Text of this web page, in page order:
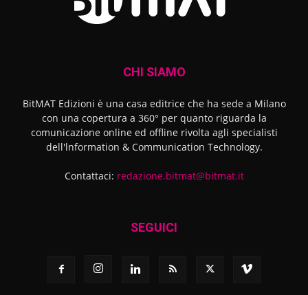
CHI SIAMO
BitMAT Edizioni è una casa editrice che ha sede a Milano
con una copertura a 360° per quanto riguarda la
comunicazione online ed offline rivolta agli specialisti
dell'lnformation & Communication Technology.
Contattaci: redazione.bitmat@bitmat.it
SEGUICI